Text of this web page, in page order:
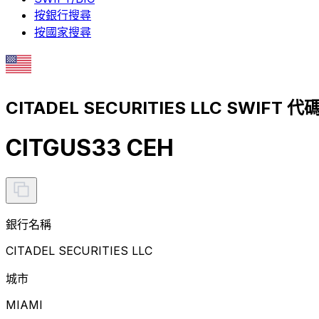
按銀行搜尋
按國家搜尋
CITADEL SECURITIES LLC SWIFT 代
CITGUS33 CEH
銀行名稱
CITADEL SECURITIES LLC
城市
MIAMI